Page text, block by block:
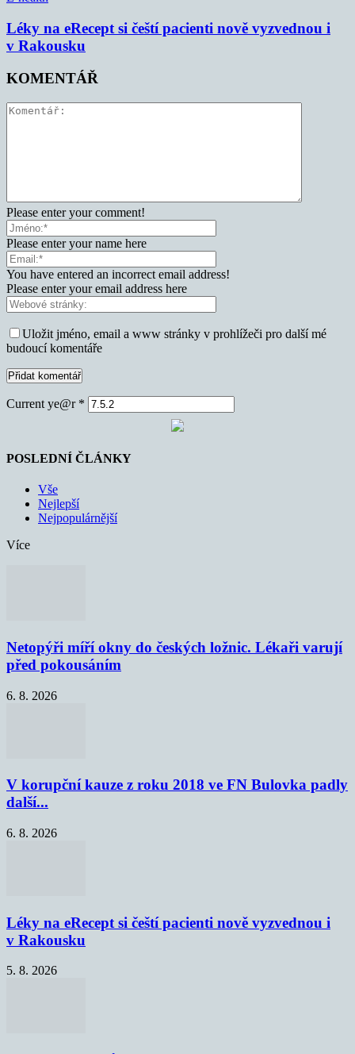
Léky na eRecept si čeští pacienti nově vyzvednou i
v Rakousku
KOMENTÁŘ
Please enter your comment!
Please enter your name here
You have entered an incorrect email address!
Please enter your email address here
Uložit jméno, email a www stránky v prohlížeči pro další mé
budoucí komentáře
Current ye@r *
POSLEDNÍ ČLÁNKY
Vše
Nejlepší
Nejpopulárnější
Více
Netopýři míří okny do českých ložnic. Lékaři varují
před pokousáním
6. 8. 2026
V korupční kauze z roku 2018 ve FN Bulovka padly
další...
6. 8. 2026
Léky na eRecept si čeští pacienti nově vyzvednou i
v Rakousku
5. 8. 2026